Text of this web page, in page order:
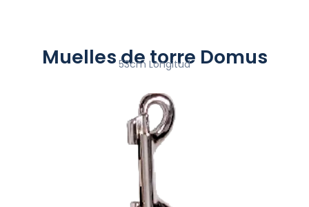
Muelles de torre Domus
53cm Longitud